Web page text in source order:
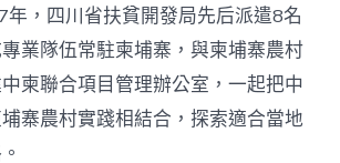
，四川省扶貧開發局先后派遣8名
業隊伍常駐柬埔寨，與柬埔寨農村
柬聯合項目管理辦公室，一起把中
寨農村實踐相結合，探索適合當地